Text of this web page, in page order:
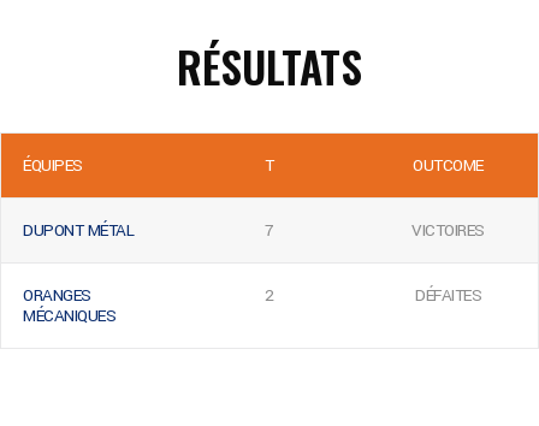
RÉSULTATS
ÉQUIPES T OUTCOME
DUPONT MÉTAL 7 VICTOIRES
ORANGES
MÉCANIQUES
2 DÉFAITES